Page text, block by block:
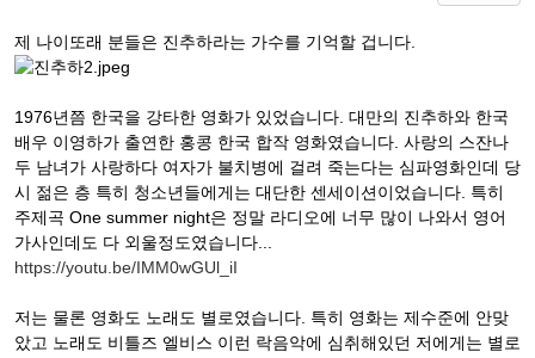
제 나이또래 분들은 진추하라는 가수를 기억할 겁니다.
1976년쯤 한국을 강타한 영화가 있었습니다. 대만의 진추하와 한국
배우 이영하가 출연한 홍콩 한국 합작 영화였습니다. 사랑의 스잔나
두 남녀가 사랑하다 여자가 불치병에 걸려 죽는다는 심파영화인데 당
시 젊은 층 특히 청소년들에게는 대단한 센세이션이었습니다. 특히
주제곡 One summer night은 정말 라디오에 너무 많이 나와서 영어
가사인데도 다 외울정도였습니다...
https://youtu.be/IMM0wGUl_iI
저는 물론 영화도 노래도 별로였습니다. 특히 영화는 제수준에 안맞
았고 노래도 비틀즈 엘비스 이런 락음악에 심취해있던 저에게는 별로